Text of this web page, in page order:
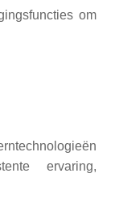
om
ervaring,